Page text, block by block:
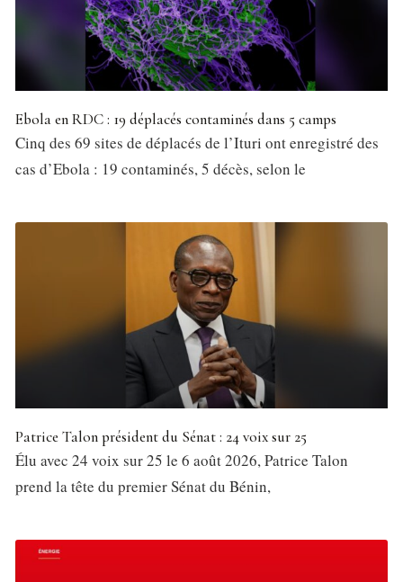
Ebola en RDC : 19 déplacés contaminés dans 5 camps
Cinq des 69 sites de déplacés de l’Ituri ont enregistré des
cas d’Ebola : 19 contaminés, 5 décès, selon le
Patrice Talon président du Sénat : 24 voix sur 25
Élu avec 24 voix sur 25 le 6 août 2026, Patrice Talon
prend la tête du premier Sénat du Bénin,